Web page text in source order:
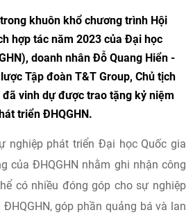
khuôn khổ chương trình Hội
hợp tác năm 2023 của Đại học
doanh nhân Đỗ Quang Hiển -
Tập đoàn T&T Group, Chủ tịch
đã vinh dự được trao tặng kỷ niệm
triển ĐHQGHN.
nghiệp phát triển Đại học Quốc gia
của ĐHQGHN nhằm ghi nhận công
có nhiều đóng góp cho sự nghiệp
góp phần quảng bá và lan